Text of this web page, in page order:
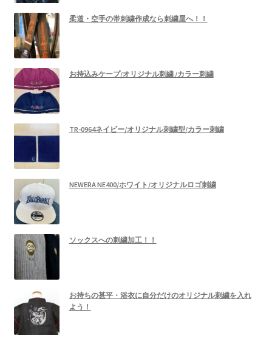
柔道・空手の帯刺繍作成なら刺繍屋へ！！
お持込みケープ/オリジナル刺繍 /カラー刺繍
TR-0964ネイビー/オリジナル刺繍型/カラー刺繍
NEWERA NE400/ホワイト/オリジナルロゴ刺繍
ソックスへの刺繍加工！！
お持ちの甚平・浴衣に自分だけのオリジナル刺繍を入れ
よう！